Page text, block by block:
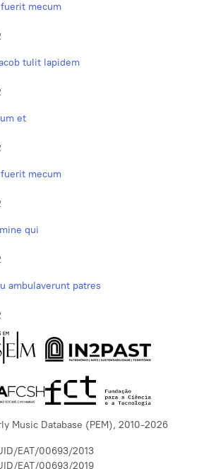
mecum
tulit lapidem
et
mecum
qui
ambulaverunt patres
Music Database (PEM), 2010-2026
EAT/00693/2013
EAT/00693/2019